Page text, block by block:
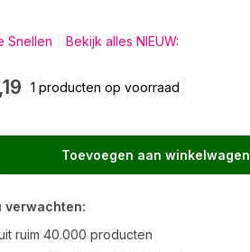
Snellen Bekijk alles NIEUW:
1 producten op voorraad
Toevoegen aan winkelwagen
verwachten:
ruim 40.000 producten